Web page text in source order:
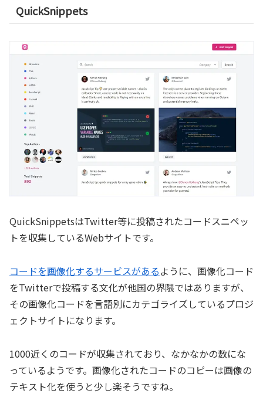
QuickSnippets
QuickSnippetsはTwitter等に投稿されたコードスニペッ
トを収集しているWebサイトです。
コードを画像化するサービスがあるように、画像化コード
をTwitterで投稿する文化が他国の界隈ではありますが、
その画像化コードを言語別にカテゴライズしているプロジ
ェクトサイトになります。
1000近くのコードが収集されており、なかなかの数にな
っているようです。画像化されたコードのコピーは画像の
テキスト化を使うと少し楽そうですね。